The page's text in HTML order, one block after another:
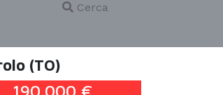
Cerca
(TO)
190.000 €